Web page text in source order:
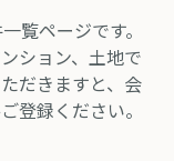
覧ページです。
ション、土地で
だきますと、会
登録ください。